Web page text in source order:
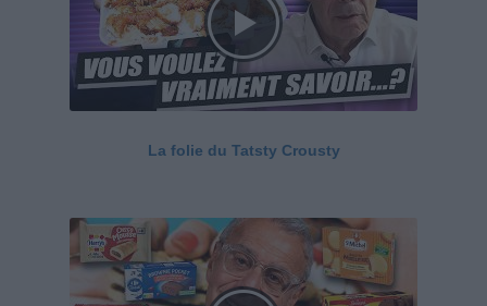
La folie du Tatsty Crousty